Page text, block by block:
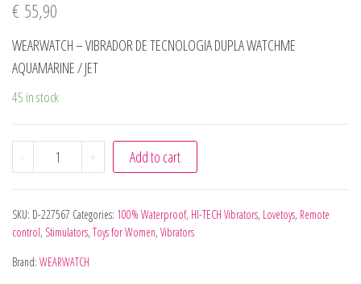
€ 55,90
WEARWATCH – VIBRADOR DE TECNOLOGIA DUPLA WATCHME
AQUAMARINE / JET
45 in stock
- WEARWATCH - VIBRADOR DE TECNOLOGIA DUPLA
+ Add to cart
SKU: D-227567 Categories: 100% Waterproof, HI-TECH Vibrators, Lovetoys, Remote
control, Stimulators, Toys for Women, Vibrators
Brand: WEARWATCH